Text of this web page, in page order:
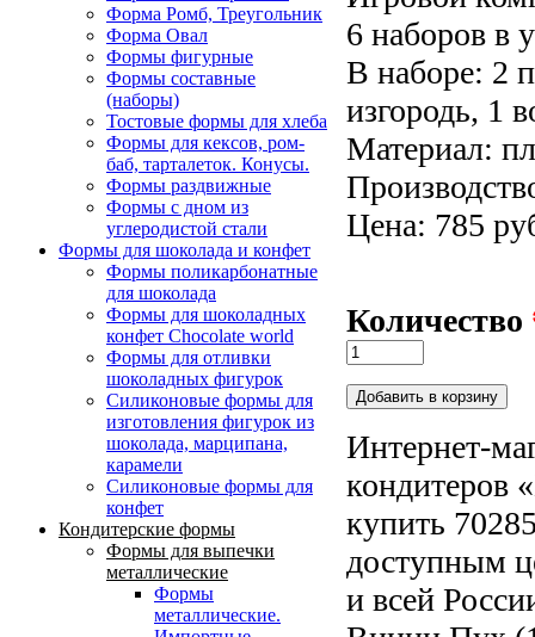
Форма Ромб, Треугольник
Форма Овал
Формы фигурные
Формы составные
(наборы)
Тостовые формы для хлеба
Формы для кексов, ром-
баб, тарталеток. Конусы.
Формы раздвижные
Формы с дном из
углеродистой стали
Формы для шоколада и конфет
Формы поликарбонатные
для шоколада
Формы для шоколадных
конфет Сhocolate world
Формы для отливки
шоколадных фигурок
Силиконовые формы для
изготовления фигурок из
шоколада, марципана,
карамели
Силиконовые формы для
конфет
Кондитерские формы
Формы для выпечки
металлические
Формы
металлические.
6 наборов в
В наборе: 2
изгородь, 1
Материал:
Цена: 785
Количество
Интернет-
кондитеров
купить
доступным
и всей